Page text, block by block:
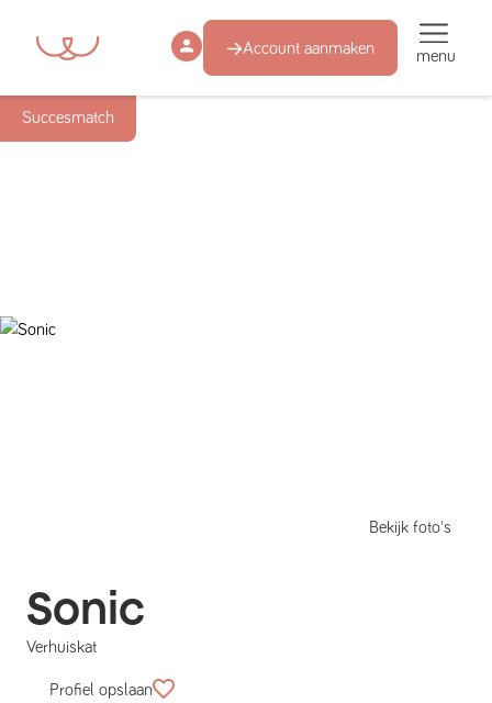
Account aanmaken menu
Succesmatch
Bekijk foto's
Sonic
Verhuiskat
Profiel opslaan